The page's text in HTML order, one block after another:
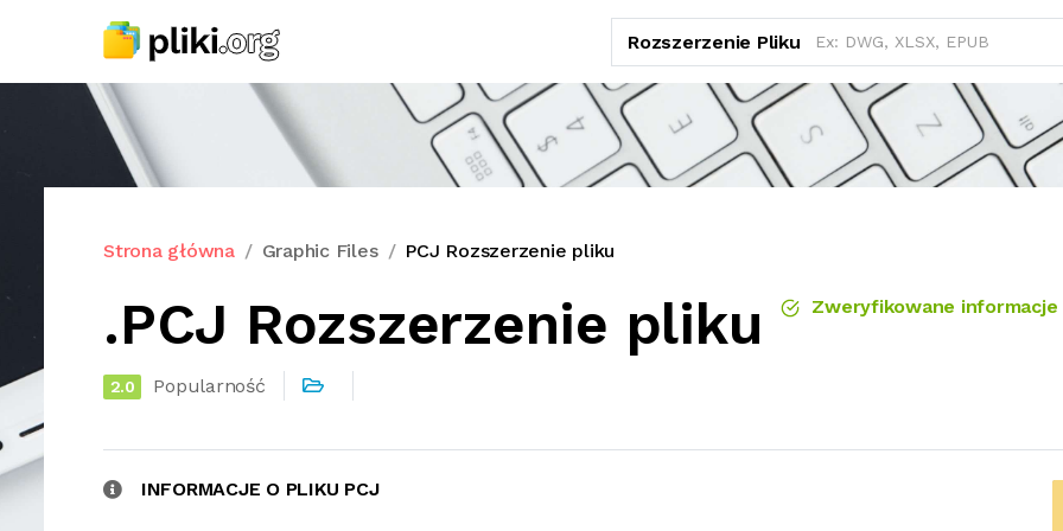
Rozszerzenie Pliku
Strona główna Graphic Files PCJ Rozszerzenie pliku
.PCJ Rozszerzenie pliku Zweryfikowane informacje
2.0 Popularność
INFORMACJE O PLIKU PCJ